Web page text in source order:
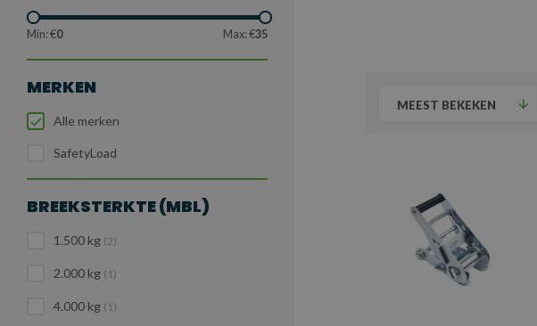
Min: €0 Max: €35
MERKEN
Alle merken
SafetyLoad
BREEKSTERKTE (MBL)
1.500 kg (2)
2.000 kg (1)
4.000 kg (1)
MEEST BEKEKEN